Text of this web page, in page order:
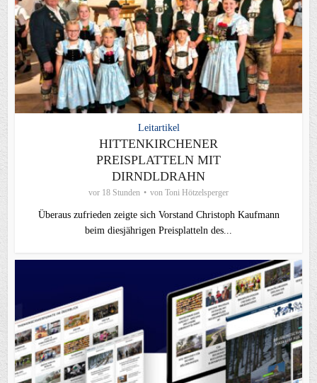
Leitartikel
HITTENKIRCHENER
PREISPLATTELN MIT
DIRNDLDRAHN
vor 18 Stunden von Toni Hötzelsperger
Überaus zufrieden zeigte sich Vorstand Christoph Kaufmann
beim diesjährigen Preisplatteln des...